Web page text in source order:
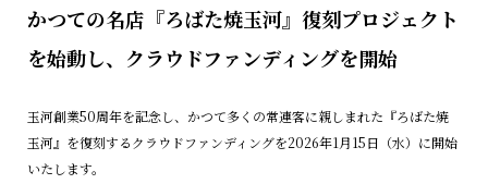
かつての名店『ろばた焼玉河』復刻プロジェクト
を始動し、クラウドファンディングを開始
玉河創業50周年を記念し、かつて多くの常連客に親しまれた『ろばた焼
玉河』を復刻するクラウドファンディングを2026年1月15日（水）に開始
いたします。